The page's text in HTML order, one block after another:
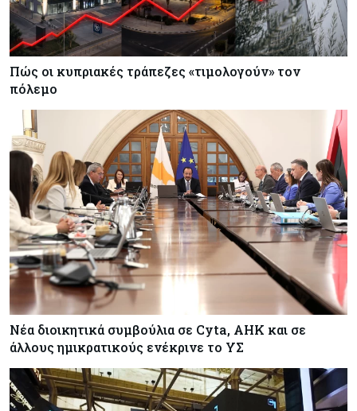
Πώς οι κυπριακές τράπεζες «τιμολογούν» τον
πόλεμο
Νέα διοικητικά συμβούλια σε Cyta, AHK και σε
άλλους ημικρατικούς ενέκρινε το ΥΣ